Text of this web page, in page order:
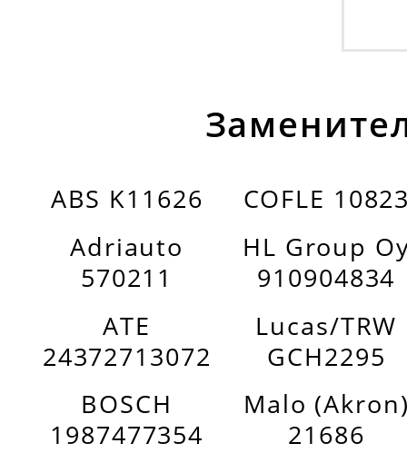
ABS K11626
Adriauto
570211
ATE
24372713072
BOSCH
1987477354
COFLE
HL Group
910904834
Lucas/TRW
GCH2295
Malo
21686